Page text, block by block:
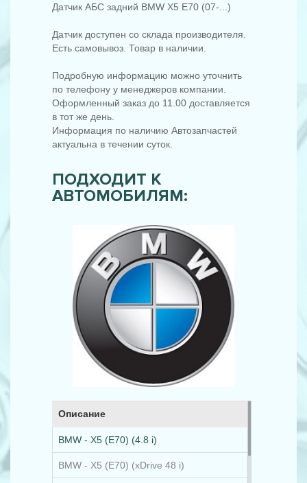
Датчик АБС задний BMW X5 E70 (07-...)
Датчик доступен со склада производителя.
Есть самовывоз. Товар в наличии.
Подробную информацию можно уточнить
по телефону у менеджеров компании.
Оформленный заказ до 11.00 доставляется
в тот же день.
Информация по наличию Автозапчастей
актуальна в течении суток.
ПОДХОДИТ К
АВТОМОБИЛЯМ:
Описание
BMW - X5 (E70) (4.8 i)
BMW - X5 (E70) (xDrive 48 i)